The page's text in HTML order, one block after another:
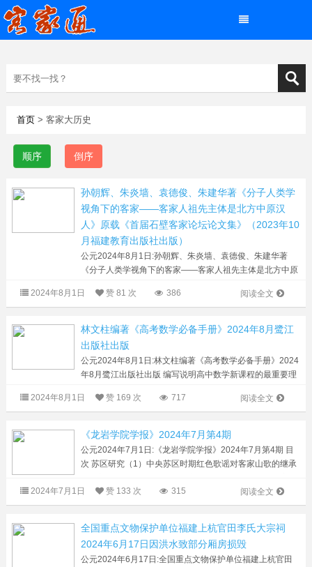
首页> 客家大历史
顺序 倒序
孙朝辉、朱炎墙、袁德俊、朱建华著《分子人类学
视角下的客家——客家人祖先主体是北方中原汉
人》原载《首届石壁客家论坛论文集》（2023年10
月福建教育出版社出版）
公元2024年8月1日:孙朝辉、朱炎墙、袁德俊、朱建华著
《分子人类学视角下的客家——客家人祖先主体是北方中原
建教育出版社出版） 按 本文作...
阅读全文
2024年8月1日 赞81 次 386
林文柱编著《高考数学必备手册》2024年8月鹭江
出版社出版
公元2024年8月1日:林文柱编著《高考数学必备手册》2024
年8月鹭江出版社出版 编写说明高中数学新课程的最重要理
统的知识体系分层、分段...
阅读全文
2024年8月1日 赞 169 次 717
《龙岩学院学报》2024年7月第4期
公元2024年7月1日:《龙岩学院学报》2024年7月第4期 目
次 苏区研究（1）中央苏区时期红色歌谣对客家山歌的继承
梁 旭，叶 青 历史·社会 邓...
阅读全文
2024年7月1日 赞 133 次 315
全国重点文物保护单位福建上杭官田李氏大宗祠
2024年6月17日因洪水致部分厢房损毁
公元2024年6月17日:全国重点文物保护单位福建上杭官田